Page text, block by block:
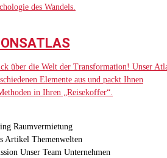
des Wandels.
über die Welt der Transformation! Unser
Elemente aus und packt Ihnen
in Ihren „Reisekoffer“.
Raumvermietung
Artikel Themenwelten
Unser Team Unternehmen